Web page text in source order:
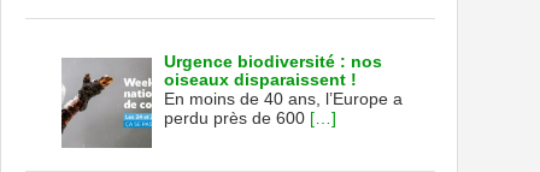
Urgence biodiversité : nos
oiseaux disparaissent !
En moins de 40 ans, l’Europe a
perdu près de 600 […]